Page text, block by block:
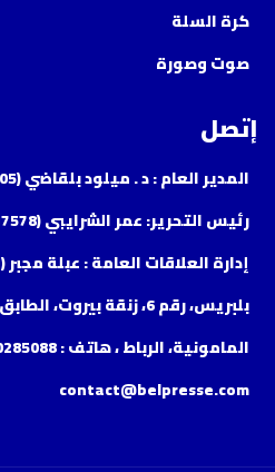
كرة السلة
صوت وصورة
إتصل
المدير العام : د . ميلود بلقاضي (0661100605)
رئيس التحرير: عمر الشرايبي (0707717578)
إدارة العلاقات العامة : عبلة مجبر (0707315941)
contact@belpresse.com